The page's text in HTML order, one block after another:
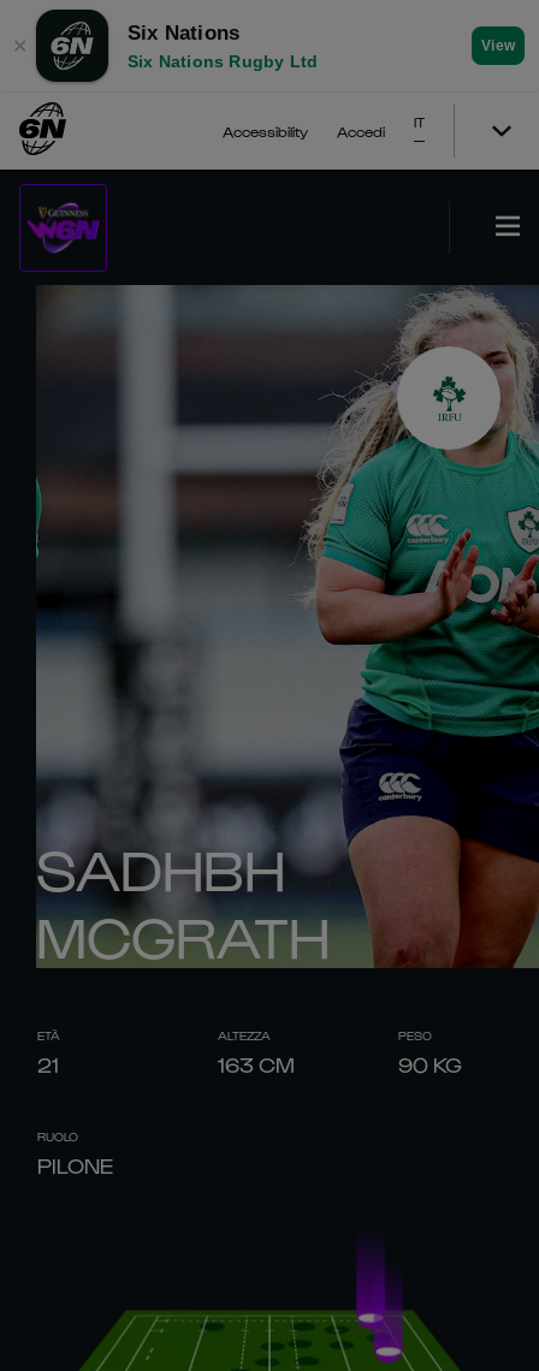
✕
Six Nations
Six Nations Rugby Ltd
View
Accessibility Accedi
IT
SADHBH
MCGRATH
ETÀ
21
ALTEZZA
163 CM
PESO
90 KG
RUOLO
PILONE